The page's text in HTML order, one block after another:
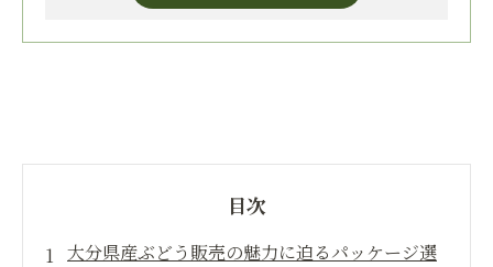
目次
大分県産ぶどう販売の魅力に迫るパッケージ選